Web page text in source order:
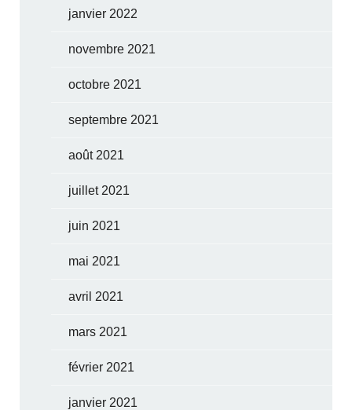
janvier 2022
novembre 2021
octobre 2021
septembre 2021
août 2021
juillet 2021
juin 2021
mai 2021
avril 2021
mars 2021
février 2021
janvier 2021